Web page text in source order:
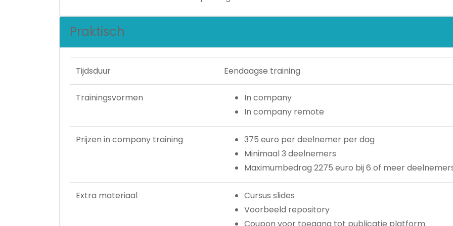
Praktisch
Tijdsduur Eendaagse training
Trainingsvormen
In company
In company remote
Prijzen in company training
375 euro per deelnemer per dag
Minimaal 3 deelnemers
Maximumbedrag 2275 euro bij 6 of meer
Extra materiaal
Cursus slides
Voorbeeld repository